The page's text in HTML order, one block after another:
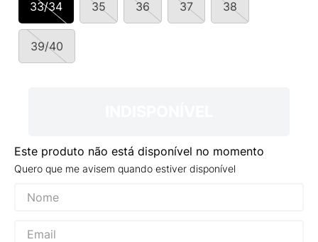
33/34 35 36 37 38
39/40
Este produto não está disponível no momento
Quero que me avisem quando estiver disponível
º
NEW 530
10º VEJA COUNTRY